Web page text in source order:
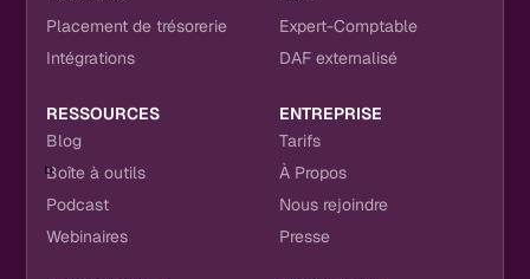
Placement de trésorerie
Intégrations
Expert-Comptable
DAF externalisé
RESSOURCES
Blog
Boîte à outils
Podcast
Webinaires
ENTREPRISE
Tarifs
À Propos
Nous rejoindre
Presse